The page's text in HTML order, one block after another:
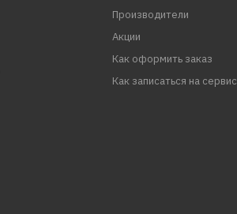
Производители
Акции
Как оформить заказ
Как записаться на сервис